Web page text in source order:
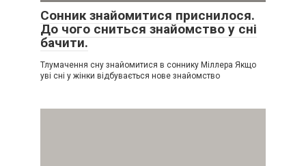
Сонник знайомитися приснилося.
До чого сниться знайомство у сні
бачити.
Тлумачення сну знайомитися в соннику Міллера Якщо
уві сні у жінки відбувається нове знайомство